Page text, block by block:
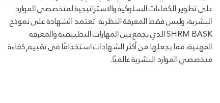
على تطوير الكفاءات السلوكية والاستراتيجية لمتخصصي الموارد
البشرية، وليس فقط المعرفة النظرية. تعتمد الشهادة على نموذج
SHRM BASK الذي يجمع بين المهارات التطبيقية والمعرفة
المهنية، مما يجعلها من أكثر الشهادات استخدامًا في تقييم كفاءة
متخصصي الموارد البشرية عالميًا.